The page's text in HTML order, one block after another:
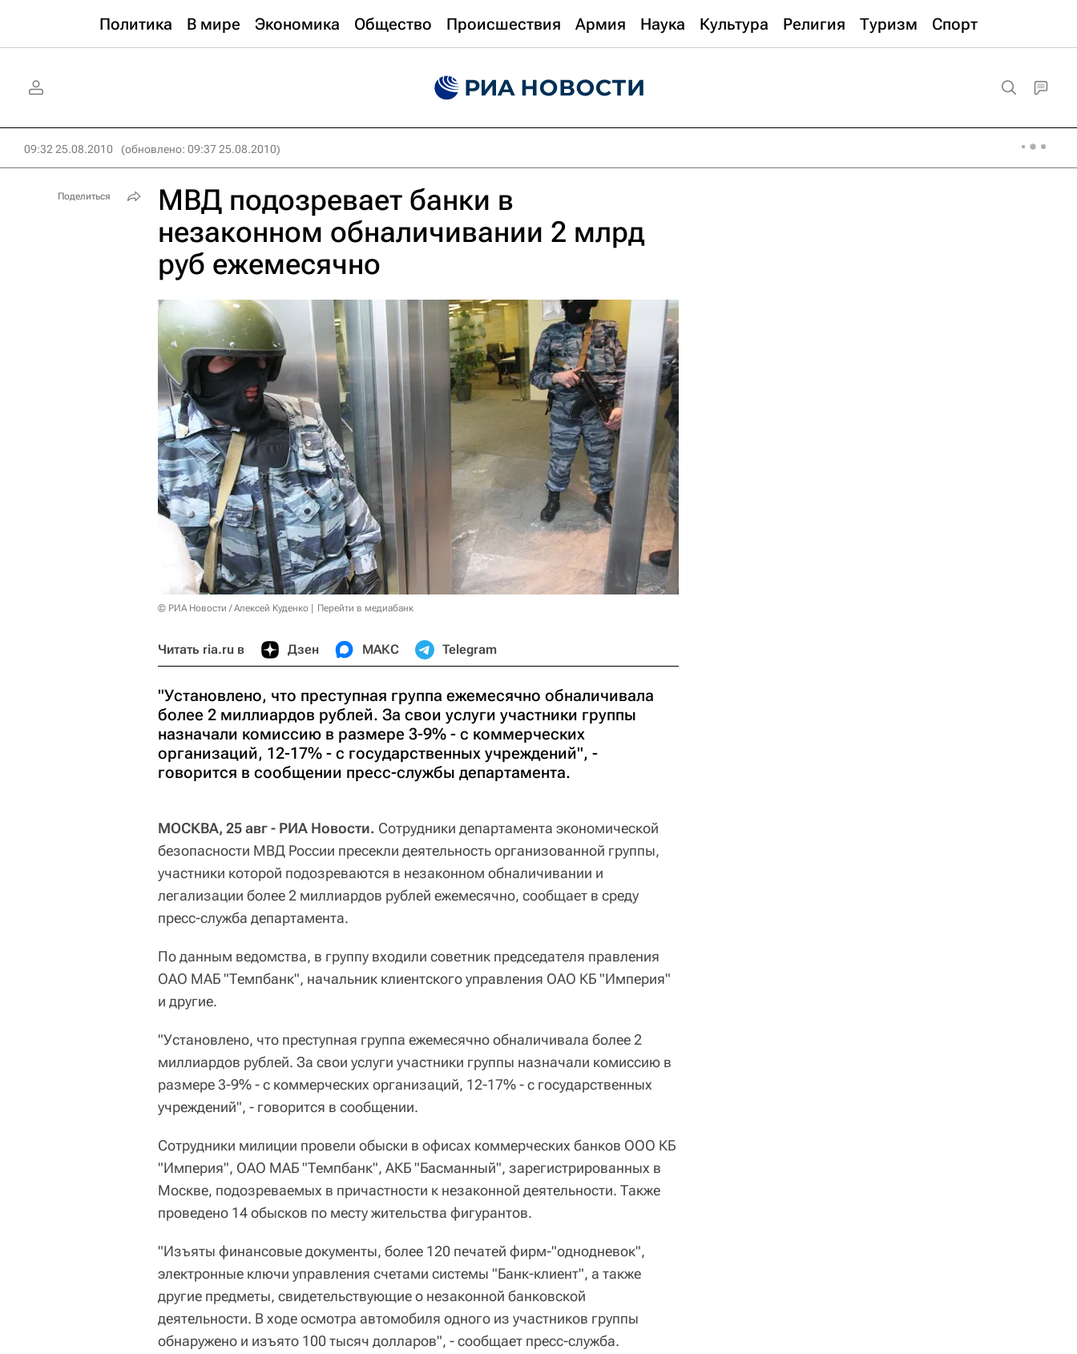
Политика В мире Экономика Общество Происшествия Армия Наука Культура Религия Туризм Спорт
09:32 25.08.2010 (обновлено: 09:37 25.08.2010)
МВД подозревает банки в
незаконном обналичивании 2 млрд
руб ежемесячно
© РИА Новости / Алексей Куденко Перейти в медиабанк
Читать ria.ru в Дзен МАКС Telegram
"Установлено, что преступная группа ежемесячно обналичивала
более 2 миллиардов рублей. За свои услуги участники группы
назначали комиссию в размере 3-9% - с коммерческих
организаций, 12-17% - с государственных учреждений", -
говорится в сообщении пресс-службы департамента.
МОСКВА, 25 авг - РИА Новости. Сотрудники департамента экономической
безопасности МВД России пресекли деятельность организованной группы,
участники которой подозреваются в незаконном обналичивании и
легализации более 2 миллиардов рублей ежемесячно, сообщает в среду
пресс-служба департамента.
По данным ведомства, в группу входили советник председателя правления
ОАО МАБ "Темпбанк", начальник клиентского управления ОАО КБ "Империя"
и другие.
"Установлено, что преступная группа ежемесячно обналичивала более 2
миллиардов рублей. За свои услуги участники группы назначали комиссию в
размере 3-9% - с коммерческих организаций, 12-17% - с государственных
учреждений", - говорится в сообщении.
Сотрудники милиции провели обыски в офисах коммерческих банков ООО КБ
"Империя", ОАО МАБ "Темпбанк", АКБ "Басманный", зарегистрированных в
Москве, подозреваемых в причастности к незаконной деятельности. Также
проведено 14 обысков по месту жительства фигурантов.
"Изъяты финансовые документы, более 120 печатей фирм-"однодневок",
электронные ключи управления счетами системы "Банк-клиент", а также
другие предметы, свидетельствующие о незаконной банковской
деятельности. В ходе осмотра автомобиля одного из участников группы
обнаружено и изъято 100 тысяч долларов", - сообщает пресс-служба.
Поделиться